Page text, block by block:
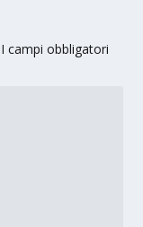
I campi obbligatori